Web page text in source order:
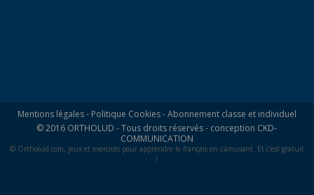
Mentions légales- Politique Cookies-Abonnement classe et individuel
© 2016 ORTHOLUD - Tous droits réservés - conception CKD-
COMMUNICATION
© Ortholud.com, jeux et exercices pour apprendre le français en s'amusant. Et c'est gratuit
!